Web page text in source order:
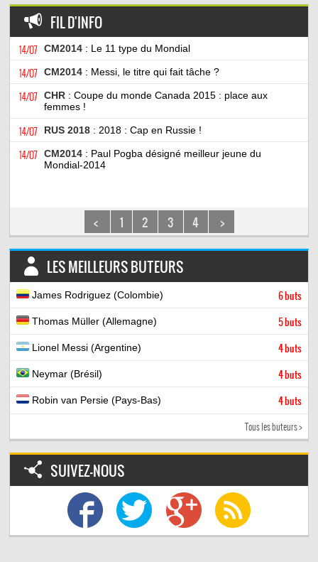
FIL D'INFO
14/07 CM2014 : Le 11 type du Mondial
14/07 CM2014 : Messi, le titre qui fait tâche ?
14/07 CHR : Coupe du monde Canada 2015 : place aux
femmes !
14/07 RUS 2018 : 2018 : Cap en Russie !
14/07 CM2014 : Paul Pogba désigné meilleur jeune du
Mondial-2014
< 1 2 3 4 >
LES MEILLEURS BUTEURS
James Rodriguez (Colombie) 6 buts
Thomas Müller (Allemagne) 5 buts
Lionel Messi (Argentine) 4 buts
Neymar (Brésil) 4 buts
Robin van Persie (Pays-Bas) 4 buts
Tous les buteurs >
SUIVEZ-NOUS